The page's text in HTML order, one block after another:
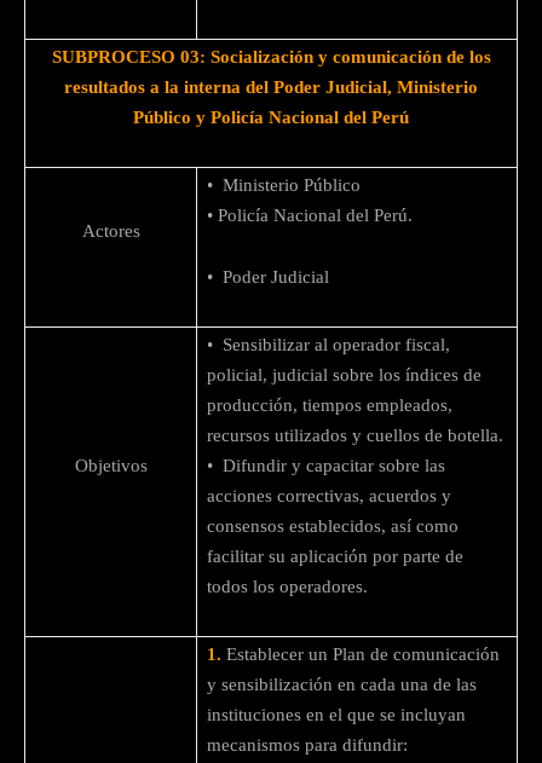
SUBPROCESO 03: Socialización y comunicación de los
resultados a la interna del Poder Judicial, Ministerio
Público y Policía Nacional del Perú
Actores
• Ministerio Público
• Policía Nacional del Perú.
• Poder Judicial
Objetivos
• Sensibilizar al operador fiscal,
policial, judicial sobre los índices de
producción, tiempos empleados,
recursos utilizados y cuellos de botella.
• Difundir y capacitar sobre las
acciones correctivas, acuerdos y
consensos establecidos, así como
facilitar su aplicación por parte de
todos los operadores.
1. Establecer un Plan de comunicación
y sensibilización en cada una de las
instituciones en el que se incluyan
mecanismos para difundir: